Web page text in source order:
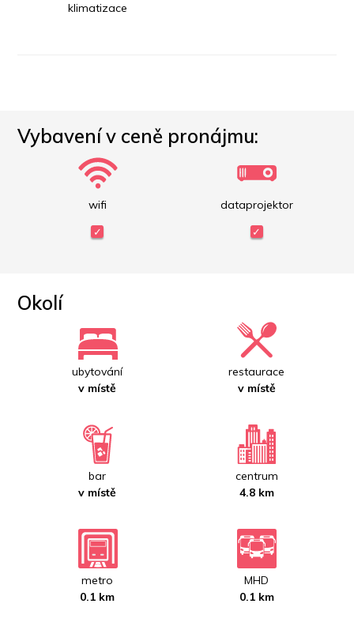
klimatizace
Vybavení v ceně pronájmu:
wifi dataprojektor
Okolí
ubytování
v místě
restaurace
v místě
bar
v místě
centrum
4.8 km
metro
0.1 km
MHD
0.1 km